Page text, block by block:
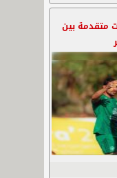
متقدمة بين